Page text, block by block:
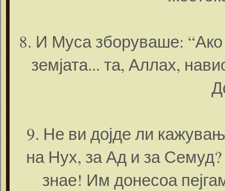
8. И Муса зборуваше:
земјата... та, Аллах,
9. Не ви дојде ли
на Нух, за Ад и за
знае! Им донесоа